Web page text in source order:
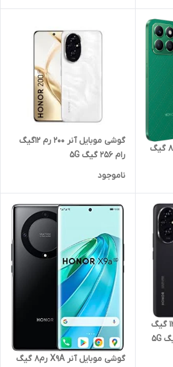
گوشی موبایل آنر X8B رم8 گیگ
گوشی موبایل آنر 200 رم 12گیگ
رام 256 گیگ 5G
ناموجود
گوشی موبایل آنر 200 رم 12 گیگ
گوشی موبایل آنر X9A رم8 گیگ